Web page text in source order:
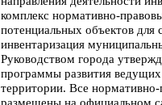
комплекс нормативно-
потенциальных объектов для
инвентаризация
Руководством города
программы развития
территории. Все
размещены на официальном